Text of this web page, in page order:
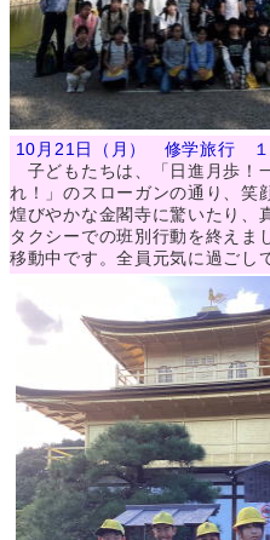
10月21日（月） 修学旅行 １
子どもたちは、「日進月歩！
れ！」のスローガンの通り、笑
煌びやかな金閣寺に驚いたり、
タクシーでの班別行動を終えま
移動中です。全員元気に過ごし